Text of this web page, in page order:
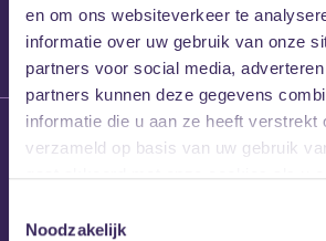
en om ons websiteverkeer te
informatie over uw gebruik van onze
partners voor social media,
partners kunnen deze gegevens
informatie die u aan ze heeft verstrekt
verzameld op basis van uw gebruik
Noodzakelijk
26